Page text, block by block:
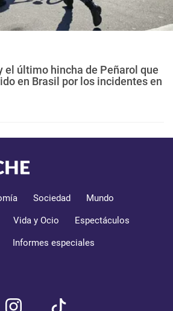
el último hincha de Peñarol que
en Brasil por los incidentes en
Sociedad Mundo
Vida y Ocio Espectáculos
Informes especiales